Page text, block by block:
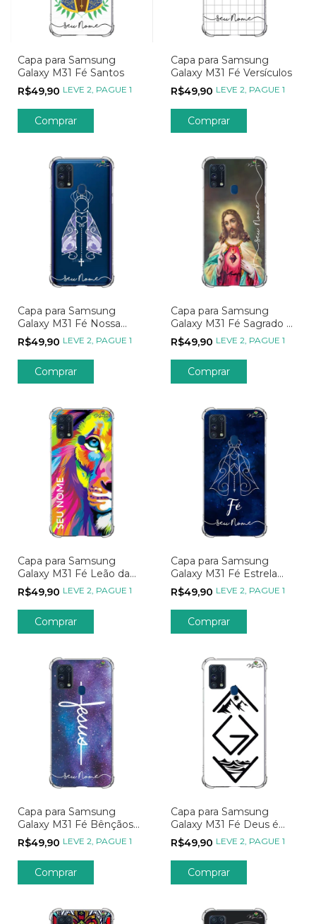
Capa para Samsung
Galaxy M31 Fé Santos
R$49,90 LEVE 2, PAGUE 1
Comprar
Capa para Samsung
Galaxy M31 Fé Versículos
R$49,90 LEVE 2, PAGUE 1
Comprar
Capa para Samsung
Galaxy M31 Fé Nossa
Senhora Transparente
R$49,90 LEVE 2, PAGUE 1
Comprar
Capa para Samsung
Galaxy M31 Fé Sagrado e
Imaculado Coração
R$49,90 LEVE 2, PAGUE 1
Comprar
Capa para Samsung
Galaxy M31 Fé Leão da
Tribo de Davi
R$49,90 LEVE 2, PAGUE 1
Comprar
Capa para Samsung
Galaxy M31 Fé Estrela
Guia
R$49,90 LEVE 2, PAGUE 1
Comprar
Capa para Samsung
Galaxy M31 Fé Bênçãos
das Estrelas
R$49,90 LEVE 2, PAGUE 1
Comprar
Capa para Samsung
Galaxy M31 Fé Deus é
Maior
R$49,90 LEVE 2, PAGUE 1
Comprar